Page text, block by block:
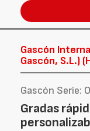
Gascón
Gascón, S.L.)
Gascón Serie:
Gradas